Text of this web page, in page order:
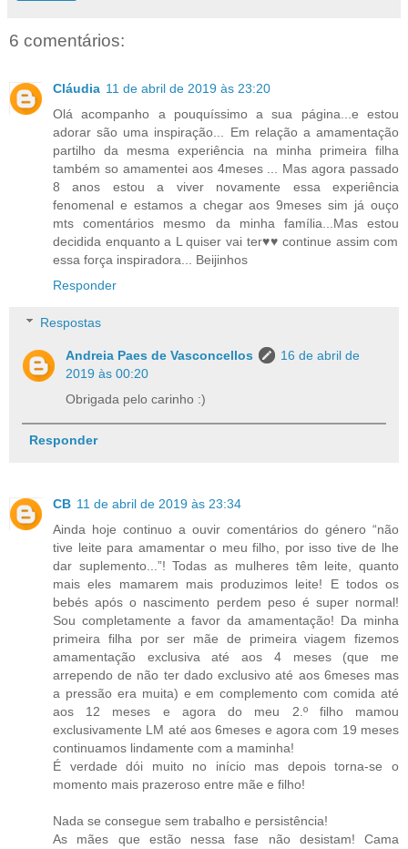
6 comentários:
Cláudia 11 de abril de 2019 às 23:20
Olá acompanho a pouquíssimo a sua página...e estou
adorar são uma inspiração... Em relação a amamentação
partilho da mesma experiência na minha primeira filha
também so amamentei aos 4meses ... Mas agora passado
8 anos estou a viver novamente essa experiência
fenomenal e estamos a chegar aos 9meses sim já ouço
mts comentários mesmo da minha família...Mas estou
decidida enquanto a L quiser vai ter♥️♥️ continue assim com
essa força inspiradora... Beijinhos
Responder
Respostas
Andreia Paes de Vasconcellos
16 de abril de
2019 às 00:20
Obrigada pelo carinho :)
Responder
CB 11 de abril de 2019 às 23:34
Ainda hoje continuo a ouvir comentários do género “não
tive leite para amamentar o meu filho, por isso tive de lhe
dar suplemento...”! Todas as mulheres têm leite, quanto
mais eles mamarem mais produzimos leite! E todos os
bebés após o nascimento perdem peso é super normal!
Sou completamente a favor da amamentação! Da minha
primeira filha por ser mãe de primeira viagem fizemos
amamentação exclusiva até aos 4 meses (que me
arrependo de não ter dado exclusivo até aos 6meses mas
a pressão era muita) e em complemento com comida até
aos 12 meses e agora do meu 2.º filho mamou
exclusivamente LM até aos 6meses e agora com 19 meses
continuamos lindamente com a maminha!
É verdade dói muito no início mas depois torna-se o
momento mais prazeroso entre mãe e filho!
Nada se consegue sem trabalho e persistência!
As mães que estão nessa fase não desistam! Cama